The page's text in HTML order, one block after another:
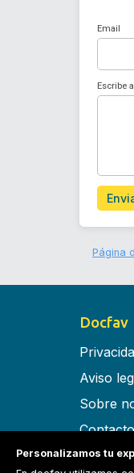
Email
Escribe
Página
Docfav
Aviso
Sobre
Contacto
Personalizamos tu